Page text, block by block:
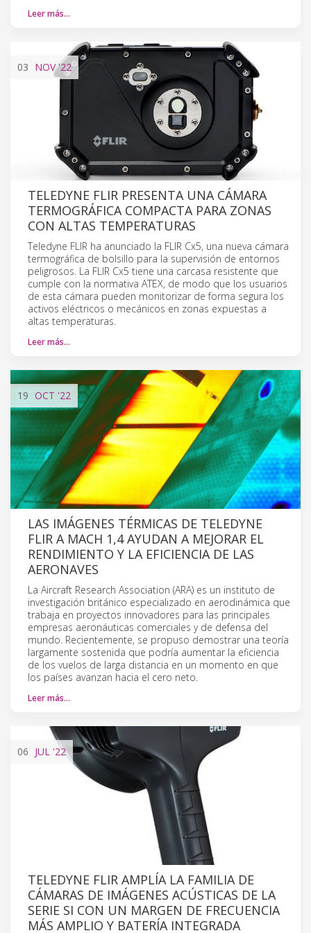
Leer más…
03 NOV'22
TELEDYNE FLIR PRESENTA UNA CÁMARA
TERMOGRÁFICA COMPACTA PARA ZONAS
CON ALTAS TEMPERATURAS
Teledyne FLIR ha anunciado la FLIR Cx5, una nueva cámara
termográfica de bolsillo para la supervisión de entornos
peligrosos. La FLIR Cx5 tiene una carcasa resistente que
cumple con la normativa ATEX, de modo que los usuarios
de esta cámara pueden monitorizar de forma segura los
activos eléctricos o mecánicos en zonas expuestas a
altas temperaturas.
Leer más…
19 OCT '22
LAS IMÁGENES TÉRMICAS DE TELEDYNE
FLIR A MACH 1,4 AYUDAN A MEJORAR EL
RENDIMIENTO Y LA EFICIENCIA DE LAS
AERONAVES
La Aircraft Research Association (ARA) es un instituto de
investigación británico especializado en aerodinámica que
trabaja en proyectos innovadores para las principales
empresas aeronáuticas comerciales y de defensa del
mundo. Recientemente, se propuso demostrar una teoría
largamente sostenida que podría aumentar la eficiencia
de los vuelos de larga distancia en un momento en que
los países avanzan hacia el cero neto.
Leer más…
06 JUL '22
TELEDYNE FLIR AMPLÍA LA FAMILIA DE
CÁMARAS DE IMÁGENES ACÚSTICAS DE LA
SERIE SI CON UN MARGEN DE FRECUENCIA
MÁS AMPLIO Y BATERÍA INTEGRADA